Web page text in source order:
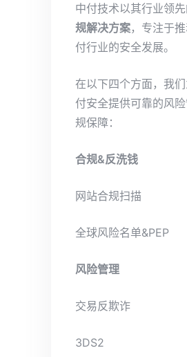
中付技术以其行业领
规解决方案，专注于
付行业的安全发展。
在以下四个方面，我
付安全提供可靠的风
规保障：
合规&反洗钱
网站合规扫描
全球风险名单&PEP
风险管理
交易反欺诈
3DS2